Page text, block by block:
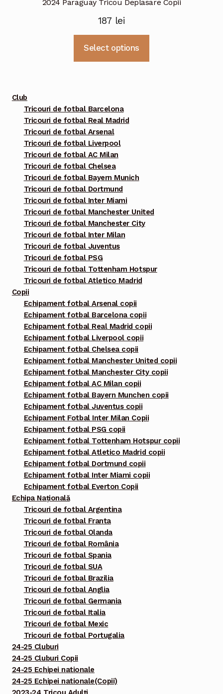
2024 Paraguay Tricou Deplasare Copii
187 lei
Select options
Club
Tricouri de fotbal Barcelona
Tricouri de fotbal Real Madrid
Tricouri de fotbal Arsenal
Tricouri de fotbal Liverpool
Tricouri de fotbal AC Milan
Tricouri de fotbal Chelsea
Tricouri de fotbal Bayern Munich
Tricouri de fotbal Dortmund
Tricouri de fotbal Inter Miami
Tricouri de fotbal Manchester United
Tricouri de fotbal Manchester City
Tricouri de fotbal Inter Milan
Tricouri de fotbal Juventus
Tricouri de fotbal PSG
Tricouri de fotbal Tottenham Hotspur
Tricouri de fotbal Atletico Madrid
Copii
Echipament fotbal Arsenal copii
Echipament fotbal Barcelona copii
Echipament fotbal Real Madrid copii
Echipament fotbal Liverpool copii
Echipament fotbal Chelsea copii
Echipament fotbal Manchester United copii
Echipament fotbal Manchester City copii
Echipament fotbal AC Milan copii
Echipament fotbal Bayern Munchen copii
Echipament fotbal Juventus copii
Echipament Fotbal Inter Milan Copii
Echipament fotbal PSG copii
Echipament fotbal Tottenham Hotspur copii
Echipament fotbal Atletico Madrid copii
Echipament fotbal Dortmund copii
Echipament fotbal Inter Miami copii
Echipament fotbal Everton Copii
Echipa Națională
Tricouri de fotbal Argentina
Tricouri de fotbal Franta
Tricouri de fotbal Olanda
Tricouri de fotbal România
Tricouri de fotbal Spania
Tricouri de fotbal SUA
Tricouri de fotbal Brazilia
Tricouri de fotbal Anglia
Tricouri de fotbal Germania
Tricouri de fotbal Italia
Tricouri de fotbal Mexic
Tricouri de fotbal Portugalia
24-25 Cluburi
24-25 Cluburi Copii
24-25 Echipei nationale
24-25 Echipei nationale(Copii)